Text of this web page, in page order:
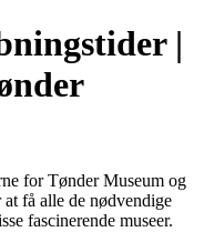
|
for Tønder Museum og
få alle de nødvendige
fascinerende museer.